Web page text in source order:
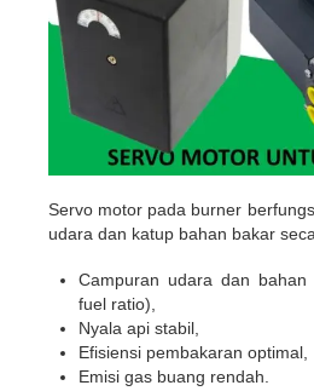
Servo motor pada burner
udara dan katup bahan bakar
Campuran udara dan
fuel ratio),
Nyala api stabil,
Efisiensi pembakaran optimal,
Emisi gas buang rendah.